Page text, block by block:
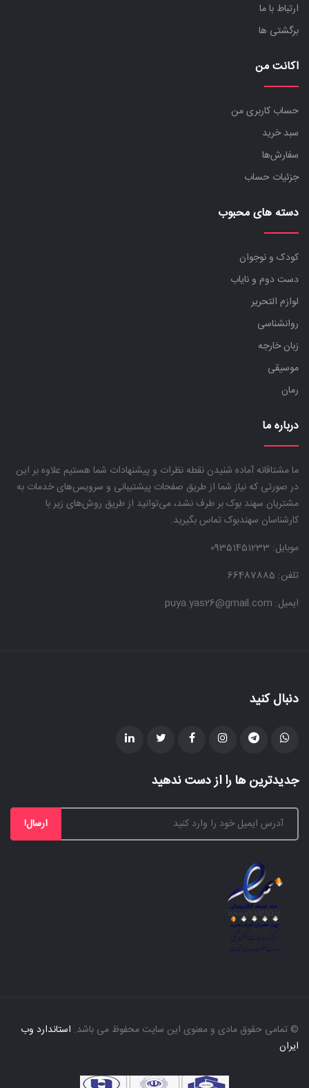
کتاب کودک
کتاب کودک و نوجوان
کتاب های عمومی
لوازم التحریر
موسیقی
آموزش موسیقی
ارتباط با ما
برگشتی ها
اکانت من
حساب کاربری من
سبد خرید
سفارش‌ها
جزئیات حساب
دسته های محبوب
کودک و نوجوان
دست دوم و نایاب
لوازم التحریر
روانشناسی
زبان خارجه
موسیقی
رمان
درباره ما
ما مشتاقانه آماده شنیدن نقطه نظرات و پیشنهادات شما هستیم علاوه بر این
در صورتی که نیاز شما از طریق صفحات پیشتیبانی و سرویس‌های خدمات به
مشتریان سهند بوک بر طرف نشد، می‌توانید از طریق روش‌های زیر با
کارشناسان سهندبوک تماس بگیرید.
موبایل:
تلفن: 66487885
ایمیل: puya.yas26@gmail.com
دنبال کنید
جدیدترین ها را از دست ندهید
ارسال!
© تمامی حقوق مادی و معنوی این سایت محفوظ می باشد. استاندارد وب
ایران